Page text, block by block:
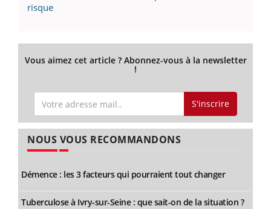
risque
Vous aimez cet article ? Abonnez-vous à la newsletter
!
S'inscrire
NOUS VOUS RECOMMANDONS
Démence : les 3 facteurs qui pourraient tout changer
Tuberculose à Ivry-sur-Seine : que sait-on de la situation ?